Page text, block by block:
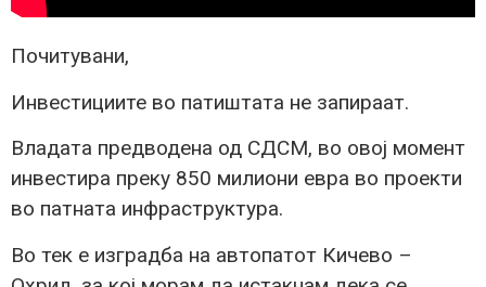
Почитувани,
Инвестициите во патиштата не запираат.
Владата предводена од СДСМ, во овој момент
инвестира преку 850 милиони евра во проекти
во патната инфраструктура.
Во тек е изградба на автопатот Кичево –